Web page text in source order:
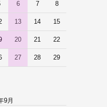
6 7 8
13 14 15
20 21 22
27 28 29
9月